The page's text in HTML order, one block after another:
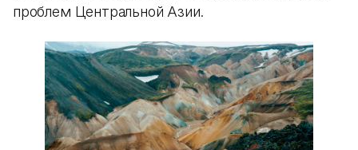
проблем Центральной Азии.